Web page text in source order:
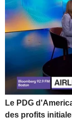
Le PDG
des profits